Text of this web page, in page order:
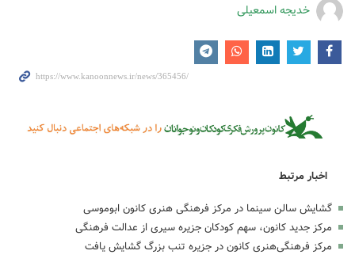
خدیجه اسمعیلی
اخبار مرتبط
گشایش سالن سینما در مرکز فرهنگی هنری کانون ابوموسی
مرکز جدید کانون، سهم کودکان جزیره سیری از عدالت فرهنگی
مرکز فرهنگی‌هنری کانون در جزیره تنب بزرگ گشایش یافت